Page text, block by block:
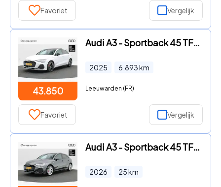
Favoriet Vergelijk
43.850
Audi A3 - Sportback 45 TFSi e 272 Pk S-Line Competition | Leder | Pano
2025 6.893km
Leeuwarden (FR)
Favoriet Vergelijk
Audi A3 - Sportback 45 TFSI e | S edition Competition | | 18 inch velg
2026 25km